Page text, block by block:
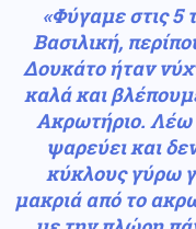
«Φύγαμε στις 5
Βασιλική,
Δουκάτο ήταν
καλά και
Ακρωτήριο. Λέω
ψαρεύει και
κύκλους γύρω
μακριά από το